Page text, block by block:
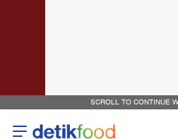
SCROLL TO CONTINUE